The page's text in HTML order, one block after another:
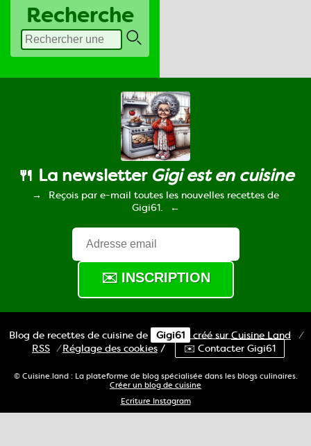
Recherche
🍴 La newsletter Gigi est en cuisine
Reçois par e-mail toutes les nouvelles recettes de
Gigi61.
Blog de recettes de cuisine de Gigi61 créé sur Cuisine Land
⁄
RSS ⁄Réglage des cookies / ✉️ Contacter Gigi61
© Cuisine.land : La plateforme de blog spécialisée dans les blogs culinaires.
Créer un blog de cuisine
Ecriture Instagram